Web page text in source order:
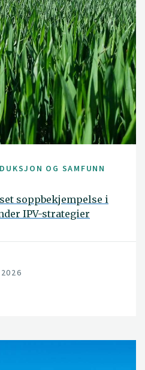
OG SAMFUNN
soppbekjempelse i
IPV-strategier